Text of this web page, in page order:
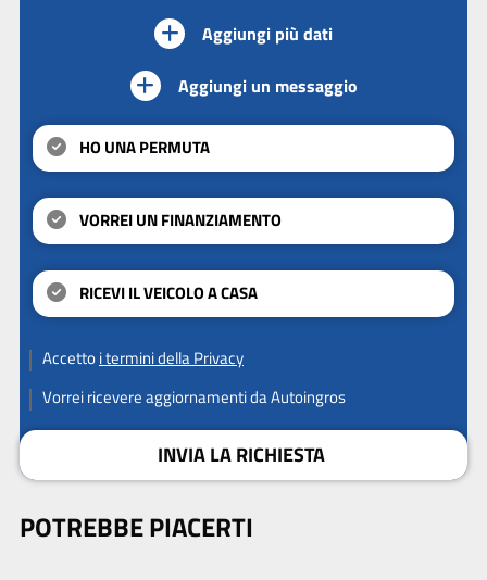
Aggiungi più dati
Aggiungi un messaggio
HO UNA PERMUTA
VORREI UN FINANZIAMENTO
RICEVI IL VEICOLO A CASA
Accettoi termini della Privacy
Vorrei ricevere aggiornamenti da Autoingros
INVIA LA RICHIESTA
POTREBBE PIACERTI